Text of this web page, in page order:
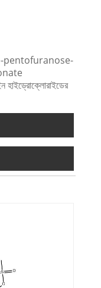
pentofuranose-